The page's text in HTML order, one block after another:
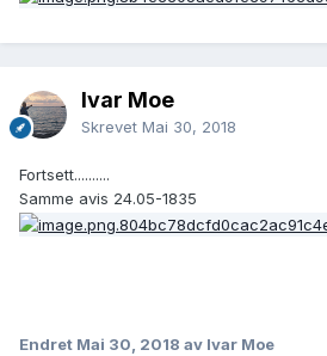
Ivar Moe
Skrevet Mai 30, 2018
Fortsett..........
Samme avis 24.05-1835
Endret Mai 30, 2018 av Ivar Moe